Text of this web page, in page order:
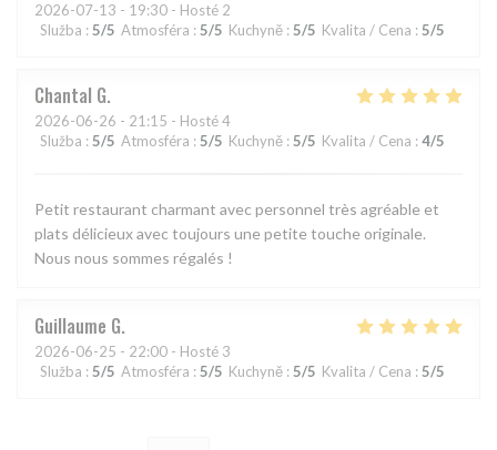
2026-07-13 - 19:30 - Hosté 2
Služba : 5/5 Atmosféra : 5/5 Kuchyně : 5/5 Kvalita / Cena : 5/5
Chantal G
2026-06-26 - 21:15 - Hosté 4
Služba : 5/5 Atmosféra : 5/5 Kuchyně : 5/5 Kvalita / Cena : 4/5
Petit restaurant charmant avec personnel très agréable et
plats délicieux avec toujours une petite touche originale.
Nous nous sommes régalés !
Guillaume G
2026-06-25 - 22:00 - Hosté 3
Služba : 5/5 Atmosféra : 5/5 Kuchyně : 5/5 Kvalita / Cena : 5/5